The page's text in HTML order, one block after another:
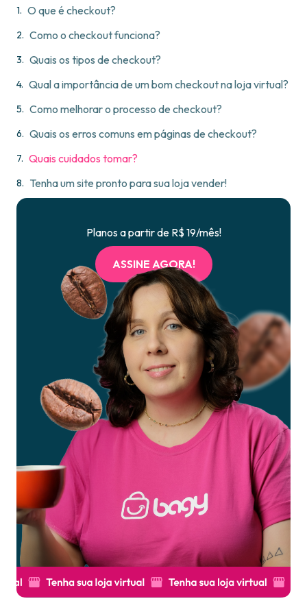
O que é checkout?
Como o checkout funciona?
Quais os tipos de checkout?
Qual a importância de um bom checkout na loja virtual?
Como melhorar o processo de checkout?
Quais os erros comuns em páginas de checkout?
Quais cuidados tomar?
Tenha um site pronto para sua loja vender!
Planos a partir de R$ 19/mês!
ASSINE AGORA!